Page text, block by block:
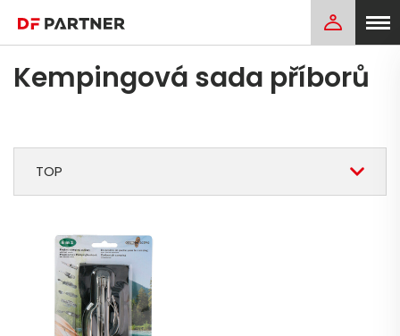
Kempingová sada příborů
TOP